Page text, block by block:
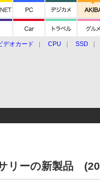
デオカード CPU SSD
リーの新製品